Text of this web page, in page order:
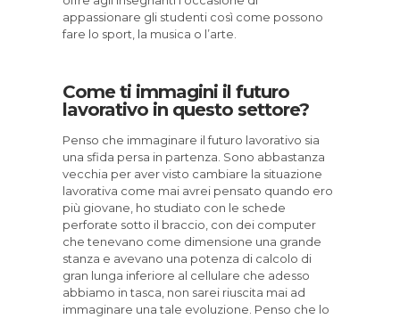
appassionare gli studenti così come possono
fare lo sport, la musica o l’arte.
Come ti immagini il futuro
lavorativo in questo settore?
Penso che immaginare il futuro lavorativo sia
una sfida persa in partenza. Sono abbastanza
vecchia per aver visto cambiare la situazione
lavorativa come mai avrei pensato quando ero
più giovane, ho studiato con le schede
perforate sotto il braccio, con dei computer
che tenevano come dimensione una grande
stanza e avevano una potenza di calcolo di
gran lunga inferiore al cellulare che adesso
abbiamo in tasca, non sarei riuscita mai ad
immaginare una tale evoluzione. Penso che lo